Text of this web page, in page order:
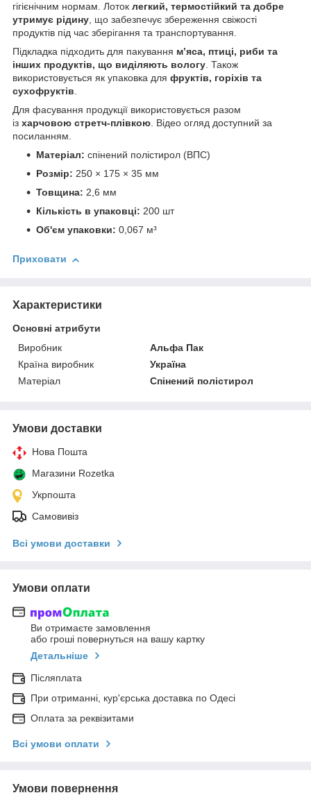
гігієнічним нормам. Лоток легкий, термостійкий та добре
утримує рідину, що забезпечує збереження свіжості
продуктів під час зберігання та транспортування.
Підкладка підходить для пакування м’яса, птиці, риби та
інших продуктів, що виділяють вологу. Також
використовується як упаковка для фруктів, горіхів та
сухофруктів.
Для фасування продукції використовується разом
із харчовою стретч-плівкою. Відео огляд доступний за
посиланням.
Матеріал: спінений полістирол (ВПС)
Розмір: 250 × 175 × 35 мм
Товщина: 2,6 мм
Кількість в упаковці: 200 шт
Об'єм упаковки: 0,067 м³
Приховати
Характеристики
Основні атрибути
Виробник
Альфа Пак
Країна виробник
Україна
Матеріал
Спінений полістирол
Умови доставки
Нова Пошта
Магазини Rozetka
Укрпошта
Самовивіз
Всі умови доставки
Умови оплати
Ви отримаєте замовлення
або гроші повернуться на вашу картку
Детальніше
Післяплата
При отриманні, кур'єрська доставка по Одесі
Оплата за реквізитами
Всі умови оплати
Умови повернення